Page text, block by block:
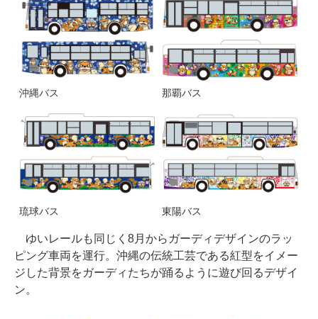
沖縄バス 那覇バス
琉球バス 東陽バス
ゆいレールも同じく8月からガーディデザインのラッ
ピング車両を運行。沖縄の伝統工芸である紅型をイメー
ジした背景をガーディたちが踊るように遊び回るデザイ
ン。